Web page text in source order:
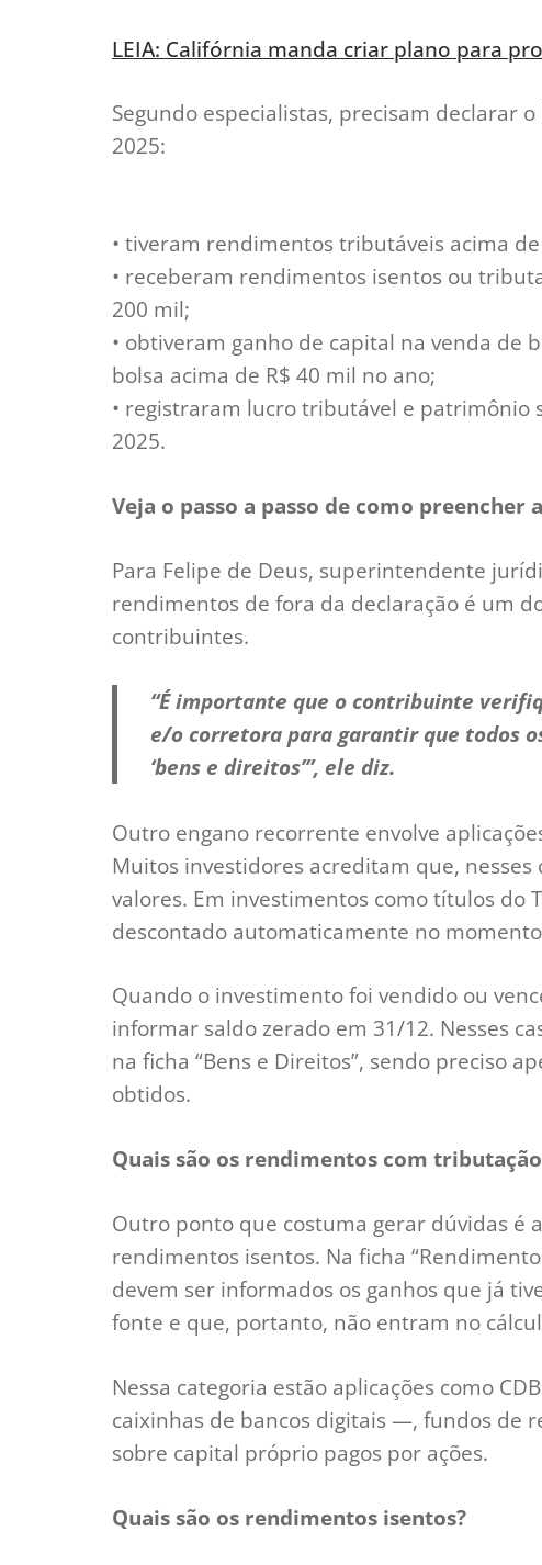
LEIA: Califórnia manda criar plano para
Segundo especialistas, precisam declarar
2025:
• tiveram rendimentos tributáveis acima de
• receberam rendimentos isentos ou
200 mil;
• obtiveram ganho de capital na venda de
bolsa acima de R$ 40 mil no ano;
• registraram lucro tributável e patrimônio
2025.
Veja o passo a passo de como preencher
Para Felipe de Deus, superintendente
rendimentos de fora da declaração é um
contribuintes.
“É importante que o contribuinte
e/o corretora para garantir que todos
‘bens e direitos’”, ele diz.
Outro engano recorrente envolve
Muitos investidores acreditam que,
valores. Em investimentos como títulos do
descontado automaticamente no
Quando o investimento foi vendido ou
informar saldo zerado em 31/12. Nesses
na ficha “Bens e Direitos”, sendo preciso
obtidos.
Quais são os rendimentos com
Outro ponto que costuma gerar dúvidas
rendimentos isentos. Na ficha
devem ser informados os ganhos que já
fonte e que, portanto, não entram no
Nessa categoria estão aplicações como
caixinhas de bancos digitais —, fundos de
sobre capital próprio pagos por ações.
Quais são os rendimentos isentos?